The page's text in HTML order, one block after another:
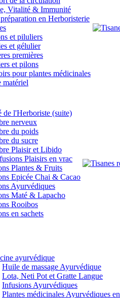
Vitalité & Immunité
en Herboristerie
et piluliers
et gélulier
premières
et pilons
pour plantes médicinales
matériel
de l'Herboriste (suite)
nerveux
du poids
du sucre
Plaisir et Libido
Plaisirs en vrac
Plantes & Fruits
Epicée Chai & Cacao
Ayurvédiques
Maté & Lapacho
Rooibos
en sachets
ayurvédique
Huile de massage Ayurvédique
Lota, Neti Pot et Gratte Langue
Infusions Ayurvédiques
Plantes médicinales Ayurvédiques